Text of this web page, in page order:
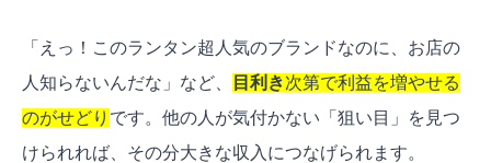
「えっ！このランタン超人気のブランドなのに、お店の
人知らないんだな」など、
目利き次第で利益を増やせる
のがせどり です。他の人が気付かない「狙い目」を見つ
けられれば、その分大きな収入につなげられます。